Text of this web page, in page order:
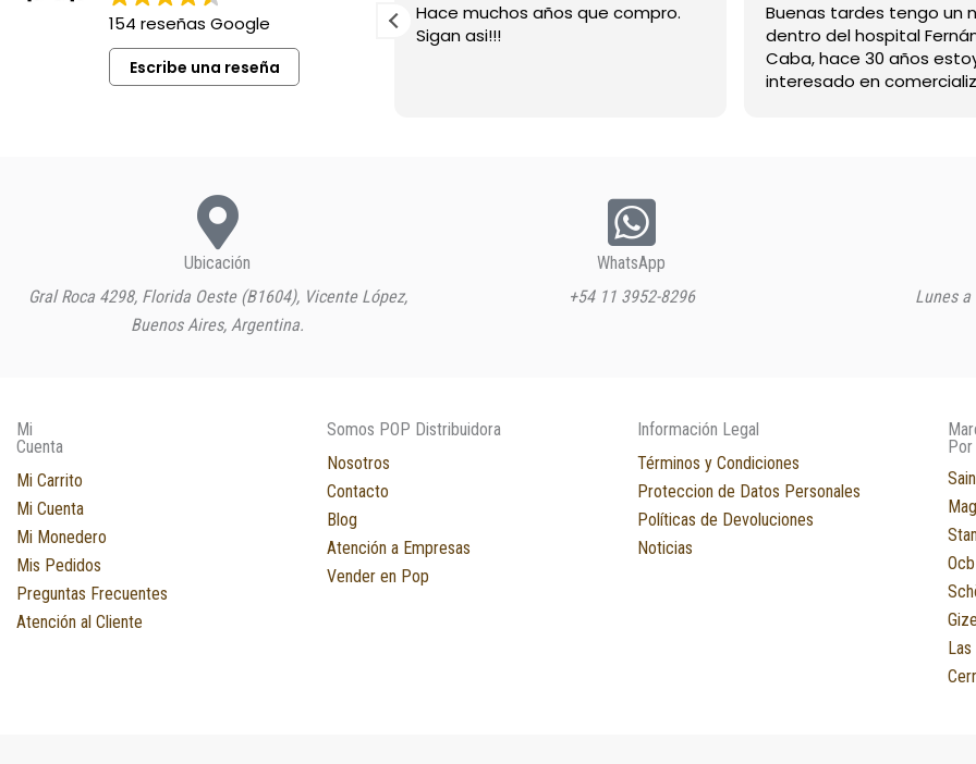
154 reseñas Google
Escribe una reseña
Excelente siempre !
Hace muchos años que compro.
Sigan asi!!!
Buenas tardes tengo un
dentro del hospital
Caba, hace 30 años
interesado en
Ubicación
Gral Roca 4298, Florida Oeste (B1604), Vicente López,
Buenos Aires, Argentina.
WhatsApp
+54 11 3952-8296
Lunes a
Mi
Cuenta
Mi Carrito
Mi Cuenta
Mi Monedero
Mis Pedidos
Preguntas Frecuentes
Atención al Cliente
Somos POP Distribuidora
Nosotros
Contacto
Blog
Atención a Empresas
Vender en Pop
Información Legal
Términos y Condiciones
Proteccion de Datos Personales
Políticas de Devoluciones
Noticias
Ocb